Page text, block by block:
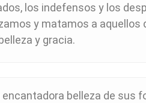
los indefensos y los
y matamos a aquellos
y gracia.
belleza de sus